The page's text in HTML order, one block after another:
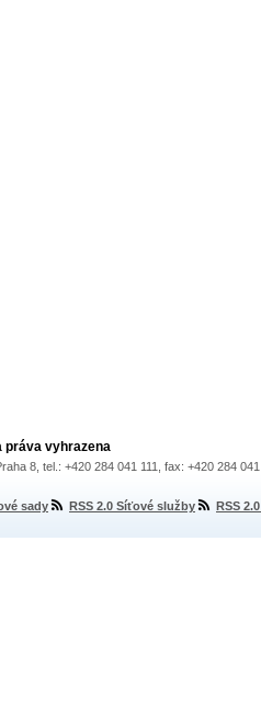
práva vyhrazena
8, tel.: +420 284 041 111, fax: +420 284
sady RSS 2.0 Síťové služby RSS